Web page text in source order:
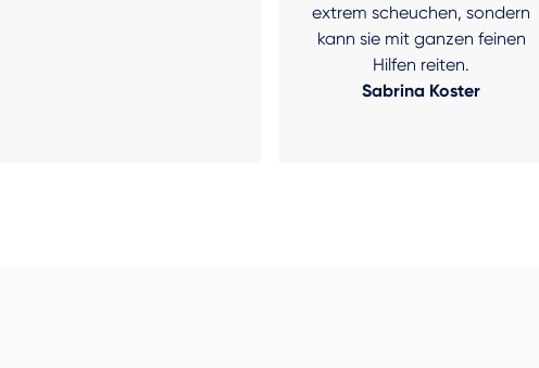
extrem scheuchen, sondern
kann sie mit ganzen feinen
Hilfen reiten.
Sabrina Koster